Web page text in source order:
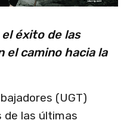
el éxito de las
el camino hacia la
(UGT)
de las últimas